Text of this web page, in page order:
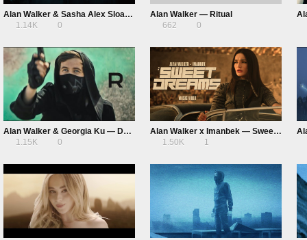
Alan Walker & Sasha Alex Sloan — Hero
1.14K
0
Alan Walker — Ritual
662
0
Alan Walker & Georgia Ku — Don’t You Hold Me Down
1.15K
0
Alan Walker x Imanbek — Sweet Dreams
1.50K
1